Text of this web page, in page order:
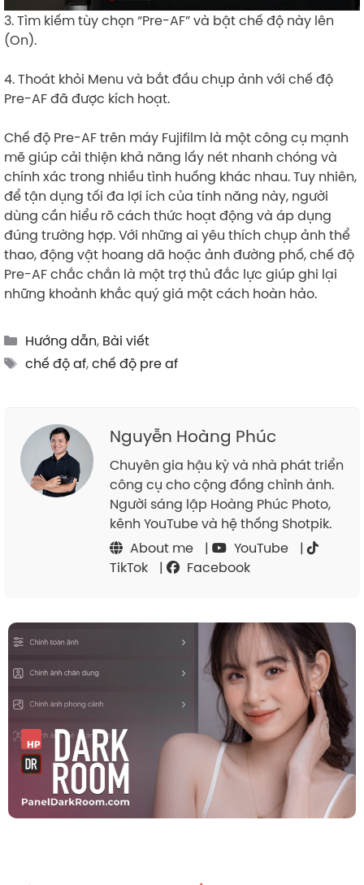
3. Tìm kiếm tùy chọn “Pre-AF” và bật chế độ này lên
(On).
4. Thoát khỏi Menu và bắt đầu chụp ảnh với chế độ
Pre-AF đã được kích hoạt.
Chế độ Pre-AF trên máy Fujifilm là một công cụ mạnh
mẽ giúp cải thiện khả năng lấy nét nhanh chóng và
chính xác trong nhiều tình huống khác nhau. Tuy nhiên,
để tận dụng tối đa lợi ích của tính năng này, người
dùng cần hiểu rõ cách thức hoạt động và áp dụng
đúng trường hợp. Với những ai yêu thích chụp ảnh thể
thao, động vật hoang dã hoặc ảnh đường phố, chế độ
Pre-AF chắc chắn là một trợ thủ đắc lực giúp ghi lại
những khoảnh khắc quý giá một cách hoàn hảo.
Categories
Hướng dẫn, Bài viết
Tags
chế độ af,chế độ pre af
Nguyễn Hoàng Phúc
Chuyên gia hậu kỳ và nhà phát triển
công cụ cho cộng đồng chỉnh ảnh.
Người sáng lập Hoàng Phúc Photo,
kênh YouTube và hệ thống Shotpik.
About me
| YouTube
|
TikTok
| Facebook